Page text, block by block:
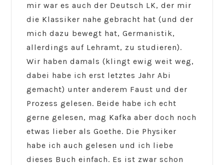
mir war es auch der Deutsch LK, der mir
die Klassiker nahe gebracht hat (und der
mich dazu bewegt hat, Germanistik,
allerdings auf Lehramt, zu studieren).
Wir haben damals (klingt ewig weit weg,
dabei habe ich erst letztes Jahr Abi
gemacht) unter anderem Faust und der
Prozess gelesen. Beide habe ich echt
gerne gelesen, mag Kafka aber doch noch
etwas lieber als Goethe. Die Physiker
habe ich auch gelesen und ich liebe
dieses Buch einfach. Es ist zwar schon